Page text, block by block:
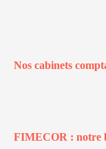
Nos cabinets
FIMECOR : notre